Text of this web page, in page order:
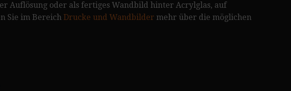
Auflösung oder als fertiges Wandbild hinter Acrylglas, auf
Sie im Bereich Drucke und Wandbilder mehr über die möglichen